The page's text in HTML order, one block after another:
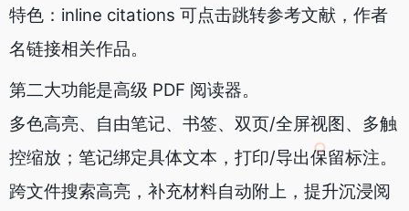
特色：inline citations 可点击跳转参考文献，作者
名链接相关作品。
第二大功能是高级 PDF 阅读器。
多色高亮、自由笔记、书签、双页/全屏视图、多触
控缩放；笔记绑定具体文本，打印/导出保留标注。
跨文件搜索高亮，补充材料自动附上，提升沉浸阅